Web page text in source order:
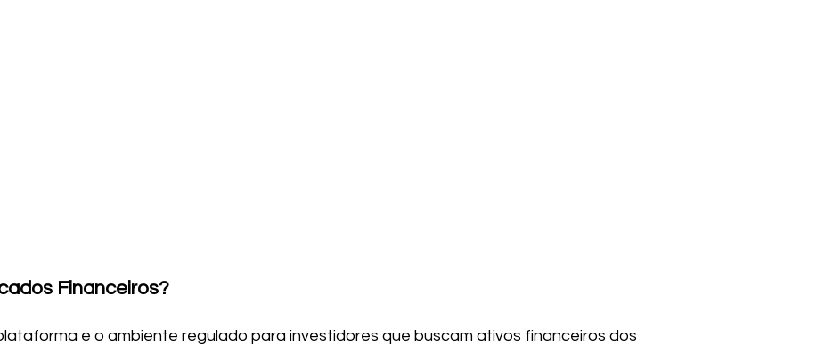
Financeiros?
e o ambiente regulado para investidores que buscam ativos financeiros dos